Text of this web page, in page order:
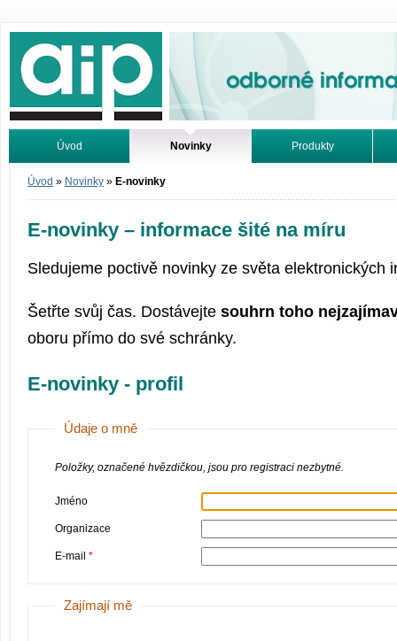
Odborné informace. Online.
Úvod Novinky Produkty
Vyhledávání
Úvod » Novinky » E-novinky
E-novinky – informace šité na míru
Sledujeme poctivě novinky ze světa elektronických
Šetřte svůj čas. Dostávejte souhrn toho
oboru přímo do své schránky.
E-novinky - profil
Údaje o mně
Položky, označené hvězdičkou, jsou pro registraci nezbytné.
Jméno
Organizace
E-mail
Zajímají mě